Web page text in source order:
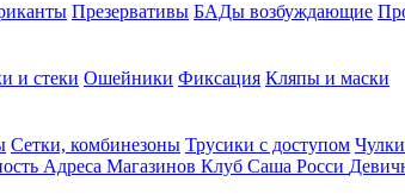
Презервативы БАДы возбуждающие
и стеки Ошейники Фиксация Кляпы и маски
Сетки, комбинезоны Трусики с доступом
Адреса Магазинов Клуб Саша Росси